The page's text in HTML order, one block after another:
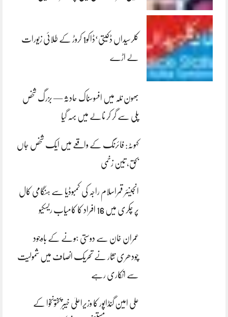
کلرسیداں ڈکیتی‘ڈاکو1 کروڑ کے طلائی زیورات
لے اڑے
بھون نلہ میں افسوسناک حادثہ — بزرگ شخص
پلی سے گر کر نالے میں بہہ گیا
کہوٹہ: فائرنگ کے واقعے میں ایک شخص جاں
بحق، تین زخمی
انجینئر قمراسلام راجہ کی کمبوڈیا سے ہنگامی کال
پر چکری میں 16 افراد کا کامیاب ریسکیو
عمران خان سے دوستی ہونے کے باوجود
چودھری نثار نے تحریک انصاف میں شمولیت
سے انکاری رہے
علی امین گنڈاپور کا وزیراعلیٰ خیبرپختونخوا کے